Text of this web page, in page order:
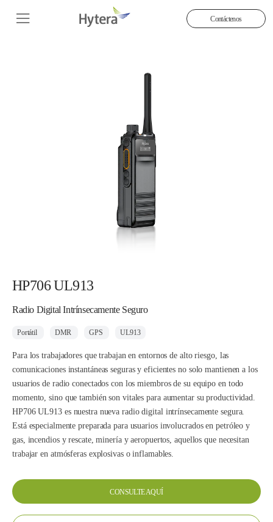
Contáctenos
HP706 UL913
Radio Digital Intrínsecamente Seguro
Portátil DMR GPS UL913
Para los trabajadores que trabajan en entornos de alto riesgo, las
comunicaciones instantáneas seguras y eficientes no solo mantienen a los
usuarios de radio conectados con los miembros de su equipo en todo
momento, sino que también son vitales para aumentar su productividad.
HP706 UL913 es nuestra nueva radio digital intrínsecamente segura.
Está especialmente preparada para usuarios involucrados en petróleo y
gas, incendios y rescate, minería y aeropuertos, aquellos que necesitan
trabajar en atmósferas explosivas o inflamables.
CONSULTE AQUÍ